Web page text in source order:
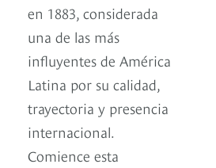
en 1883, considerada
una de las más
influyentes de América
Latina por su calidad,
trayectoria y presencia
internacional.
Comience esta